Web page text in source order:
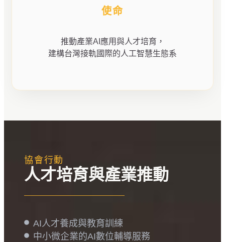
使命
推動產業AI應用與人才培育，
建構台灣接軌國際的人工智慧生態系
協會行動
人才培育與產業推動
AI人才養成與教育訓練
中小微企業的AI數位輔導服務